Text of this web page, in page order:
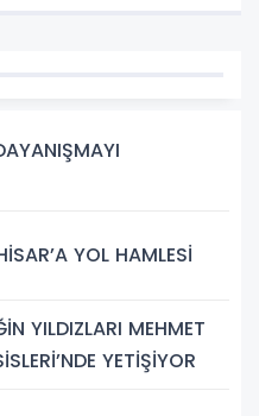
YOL HAMLESİ
YILDIZLARI MEHMET
YETİŞİYOR